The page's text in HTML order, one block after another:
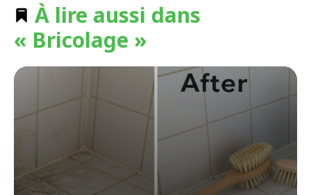
À lire aussi dans
« Bricolage »